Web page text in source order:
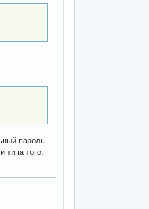
пароль
типа того.